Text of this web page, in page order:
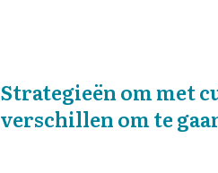
Strategieën om met
verschillen om te